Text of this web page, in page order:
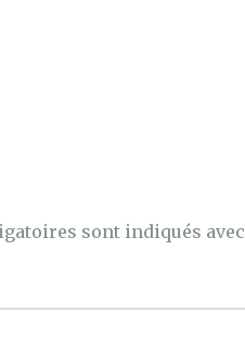
sont indiqués avec